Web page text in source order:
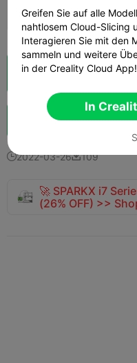
Mehr
Wolkenscheibe
Schub
2022-03-26109
🚀 SPARKX i7
(26% OFF) >>
Greifen Sie auf alle
nahtlosem Cloud-Slicing
Interagieren Sie mit den
sammeln und weitere
in der Creality Cloud App!
In